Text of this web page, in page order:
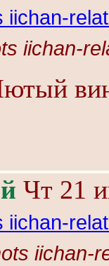
iichan-
iichan-
Чт 21
iichan-
iichan-